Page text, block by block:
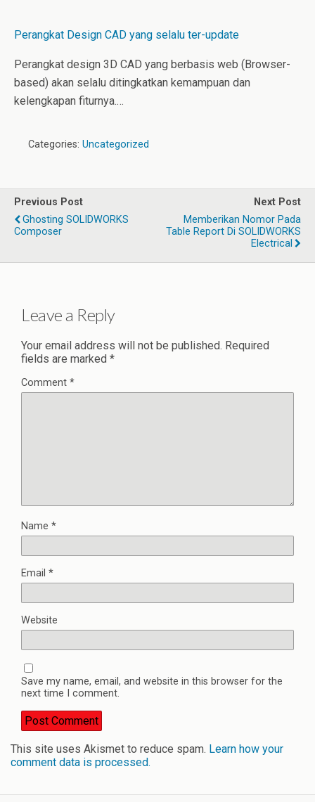
Perangkat Design CAD yang selalu ter-update
Perangkat design 3D CAD yang berbasis web (Browser-
based) akan selalu ditingkatkan kemampuan dan
kelengkapan fiturnya.…
Categories: Uncategorized
Previous Post
Ghosting SOLIDWORKS
Composer
Next Post
Memberikan Nomor Pada
Table Report Di SOLIDWORKS
Electrical
Leave a Reply
Your email address will not be published. Required
fields are marked *
Comment *
Name *
Email *
Website
Save my name, email, and website in this browser for the
next time I comment.
This site uses Akismet to reduce spam. Learn how your
comment data is processed.